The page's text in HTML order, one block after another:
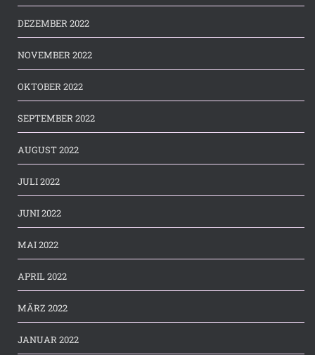
DEZEMBER 2022
NOVEMBER 2022
OKTOBER 2022
SEPTEMBER 2022
AUGUST 2022
JULI 2022
JUNI 2022
MAI 2022
APRIL 2022
MÄRZ 2022
JANUAR 2022